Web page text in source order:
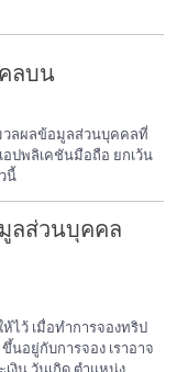
ลบน
วลผลข้อมูลส่วนบุคคลที่
อปพลิเคชันมือถือ ยกเว้น
นี้
ลส่วนบุคคล
ว้ เมื่อทำการจองทริป
นอยู่กับการจอง เราอาจ